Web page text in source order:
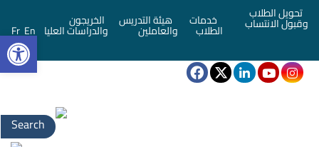
تحويل الطلاب
وقبول الانتساب خدمات
الطلاب
هيئة التدريس
والعاملين
الخريجون
والدراسات العليا En
Fr
Search
for: